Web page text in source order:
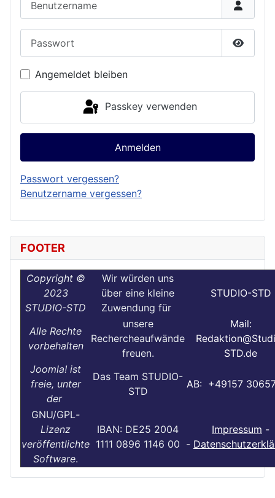
Angemeldet bleiben
Passkey verwenden
Anmelden
Passwort vergessen?
Benutzername vergessen?
FOOTER
Copyright ©
2023
STUDIO-STD
Wir würden uns
über eine kleine
Zuwendung für
STUDIO-STD
Alle Rechte
vorbehalten
unsere
Rechercheaufwände
freuen.
Mail:
STD.de
Joomla! ist
freie, unter
der
Das Team STUDIO-
STD
AB: +49157
GNU/GPL-
Lizenz
veröffentlichte
Software.
IBAN: DE25 2004
1111 0896 1146 00
Impressum -
-